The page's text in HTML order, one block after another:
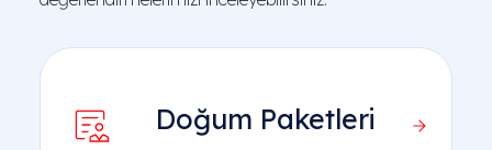
Doğum Paketleri